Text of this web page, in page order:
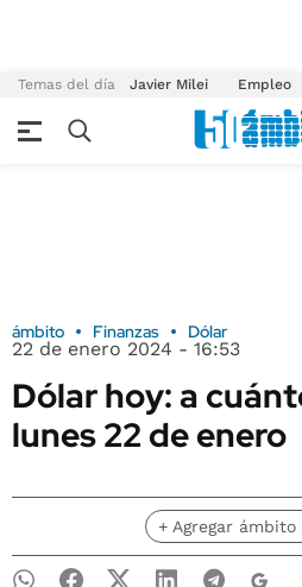
Temas del día Javier Milei Empleo
ámbito Finanzas Dólar
22 de enero 2024 - 16:53
Dólar hoy: a
lunes 22 de enero
+ Agregar ámbito